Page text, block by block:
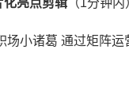
场小诸葛 通过矩阵运